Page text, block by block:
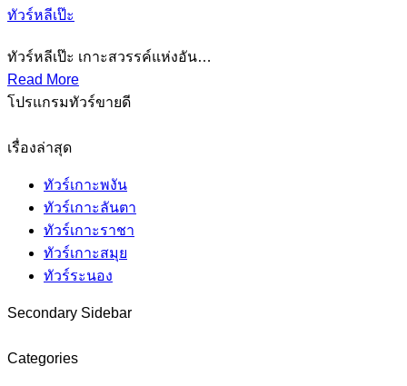
ทัวร์หลีเป๊ะ
ทัวร์หลีเป๊ะ เกาะสวรรค์แห่งอัน…
Read More
โปรแกรมทัวร์ขายดี
เรื่องล่าสุด
ทัวร์เกาะพงัน
ทัวร์เกาะลันตา
ทัวร์เกาะราชา
ทัวร์เกาะสมุย
ทัวร์ระนอง
Secondary Sidebar
Categories